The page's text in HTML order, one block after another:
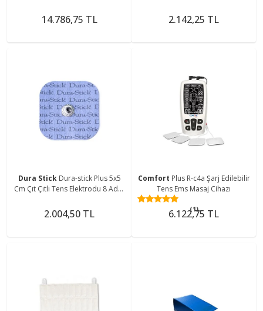
14.786,75 TL
Zayıflama Kemeri
2.142,25 TL
Dura Stick Dura-stick Plus 5x5
Cm Çıt Çıtlı Tens Elektrodu 8 Adet
2.004,50 TL
Comfort Plus R-c4a Şarj Edilebilir
Tens Ems Masaj Cihazı
(1)
6.122,75 TL